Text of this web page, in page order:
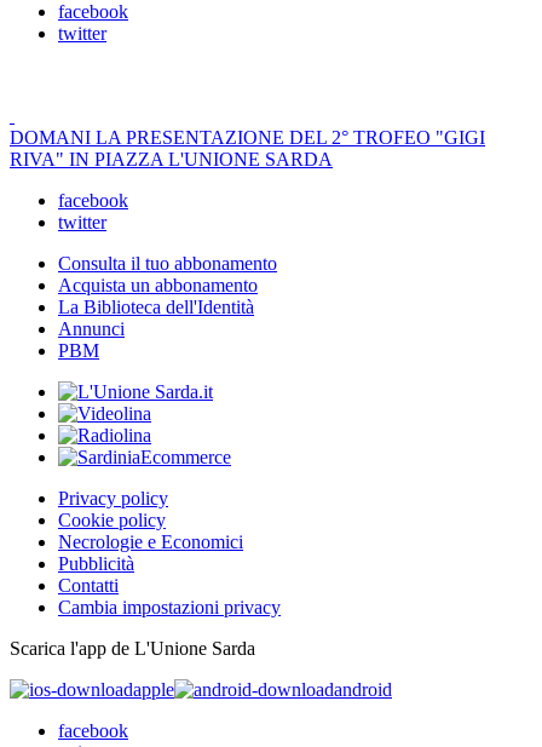
facebook
twitter
DOMANI LA PRESENTAZIONE DEL 2° TROFEO "GIGI
RIVA" IN PIAZZA L'UNIONE SARDA
facebook
twitter
Consulta il tuo abbonamento
Acquista un abbonamento
La Biblioteca dell'Identità
Annunci
PBM
Privacy policy
Cookie policy
Necrologie e Economici
Pubblicità
Contatti
Cambia impostazioni privacy
Scarica l'app de L'Unione Sarda
apple
android
facebook